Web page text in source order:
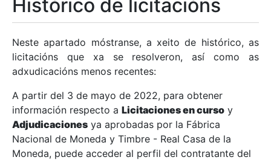
Mostrar/Ocultar
Mostrar/Ocultar
Mostrar/Ocultar
Histórico de licitacións
Neste apartado móstranse, a xeito de histórico, as
licitacións que xa se resolveron, así como as
adxudicacións menos recentes:
A partir del 3 de mayo de 2022, para obtener
información respecto a Licitaciones en curso y
Adjudicaciones ya aprobadas por la Fábrica
Nacional de Moneda y Timbre - Real Casa de la
Moneda, puede acceder al perfil del contratante del